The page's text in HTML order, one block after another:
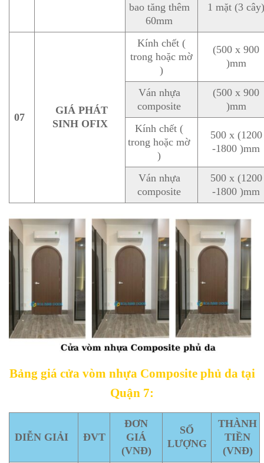
bao tăng thêm
60mm
1 mặt (3 cây)
07
GIÁ PHÁT
SINH OFIX
Kính chết (
trong hoặc mờ
)
(500 x 900
)mm
Ván nhựa
composite
(500 x 900
)mm
Kính chết (
trong hoặc mờ
)
500 x (1200
-1800 )mm
Ván nhựa
composite
500 x (1200
-1800 )mm
Bảng giá cửa vòm nhựa Composite phủ da tại
Quận 7:
DIỄN GIẢI ĐVT
ĐƠN
GIÁ
(VNĐ)
SỐ
LƯỢNG
THÀNH
TIỀN
(VNĐ)